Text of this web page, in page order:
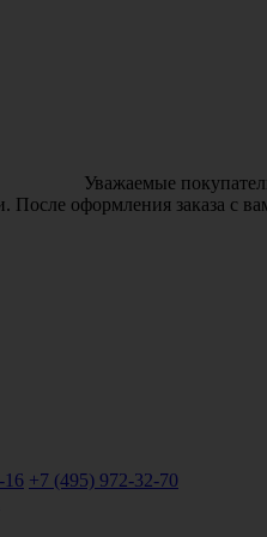
Уважаемые
После оформления заказа с
16 +7 (495) 972-32-70